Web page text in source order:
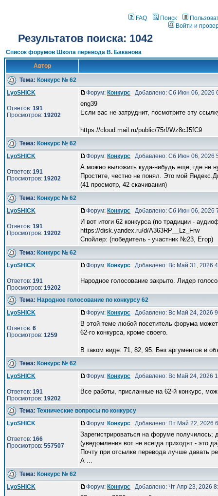
FAQ Поиск
Войти и
Результатов поиска: 1042
Список форумов Школа перевода В. Баканова
Автор
Тема: Конкурс № 62
LyoSHICK
Ответов: 191
Просмотров: 19202
Форум: Конкурс Добавлено: Сб Июн 06, 2026
eng39
Если вас не затруднит, посмотрите эту
https://cloud.mail.ru/public/75rf/Wz8cJ5fC9
Тема: Конкурс № 62
LyoSHICK
Ответов: 191
Просмотров: 19202
Форум: Конкурс Добавлено: Сб Июн 06, 2026
А можно выложить куда-нибудь еще, где не
Простите, честно не понял. Это мой
(41 просмотр, 42 скачивания)
Тема: Конкурс № 62
LyoSHICK
Ответов: 191
Просмотров: 19202
Форум: Конкурс Добавлено: Сб Июн 06, 2026
И вот итоги 62 конкурса (по традиции -
https://disk.yandex.ru/d/A363RP__Lz_Frw
Спойлер: (победитель - участник №23, Eгор)
Тема: Конкурс № 62
LyoSHICK
Ответов: 191
Просмотров: 19202
Форум: Конкурс Добавлено: Вс Май 31, 2026
Народное голосование закрыто. Лидер
Тема: Народное голосование по конкурсу 62
LyoSHICK
Ответов: 6
Просмотров: 1259
Форум: Конкурс Добавлено: Вс Май 24, 2026
В этой теме любой посетитель форума
62-го конкурса, кроме своего.
В таком виде: 71, 82, 95. Без аргументов и
Тема: Конкурс № 62
LyoSHICK
Ответов: 191
Просмотров: 19202
Форум: Конкурс Добавлено: Вс Май 24, 2026
Все работы, присланные на 62-й конкурс,
Тема: Технические вопросы по конкурсу
LyoSHICK
Ответов: 166
Просмотров: 557507
Форум: Конкурс Добавлено: Пт Май 22, 2026
Зарегистрироваться на форуме получилось;
(уведомления вот не всегда приходят - это
Почту при отсылке перевода лучше давать
А ...
Тема: Конкурс № 62
LyoSHICK
Форум: Конкурс Добавлено: Чт Апр 23, 2026